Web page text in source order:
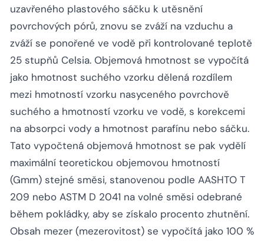
uzavřeného plastového sáčku k utěsnění
povrchových pórů, znovu se zváží na vzduchu a
zváží se ponořené ve vodě při kontrolované teplotě
25 stupňů Celsia. Objemová hmotnost se vypočítá
jako hmotnost suchého vzorku dělená rozdílem
mezi hmotností vzorku nasyceného povrchově
suchého a hmotností vzorku ve vodě, s korekcemi
na absorpci vody a hmotnost parafínu nebo sáčku.
Tato vypočtená objemová hmotnost se pak vydělí
maximální teoretickou objemovou hmotností
(Gmm) stejné směsi, stanovenou podle AASHTO T
209 nebo ASTM D 2041 na volné směsi odebrané
během pokládky, aby se získalo procento zhutnění.
Obsah mezer (mezerovitost) se vypočítá jako 100 %